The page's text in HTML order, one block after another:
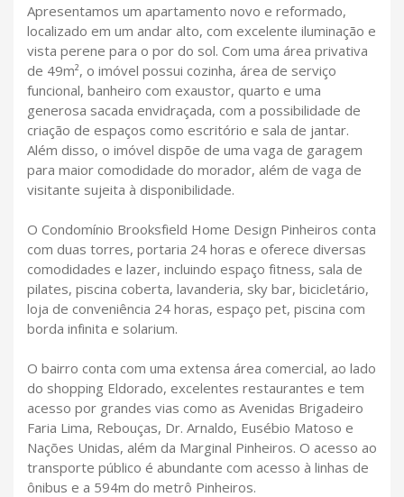
Apresentamos um apartamento novo e reformado,
localizado em um andar alto, com excelente iluminação e
vista perene para o por do sol. Com uma área privativa
de 49m², o imóvel possui cozinha, área de serviço
funcional, banheiro com exaustor, quarto e uma
generosa sacada envidraçada, com a possibilidade de
criação de espaços como escritório e sala de jantar.
Além disso, o imóvel dispõe de uma vaga de garagem
para maior comodidade do morador, além de vaga de
visitante sujeita à disponibilidade.
O Condomínio Brooksfield Home Design Pinheiros conta
com duas torres, portaria 24 horas e oferece diversas
comodidades e lazer, incluindo espaço fitness, sala de
pilates, piscina coberta, lavanderia, sky bar, bicicletário,
loja de conveniência 24 horas, espaço pet, piscina com
borda infinita e solarium.
O bairro conta com uma extensa área comercial, ao lado
do shopping Eldorado, excelentes restaurantes e tem
acesso por grandes vias como as Avenidas Brigadeiro
Faria Lima, Rebouças, Dr. Arnaldo, Eusébio Matoso e
Nações Unidas, além da Marginal Pinheiros. O acesso ao
transporte público é abundante com acesso à linhas de
ônibus e a 594m do metrô Pinheiros.